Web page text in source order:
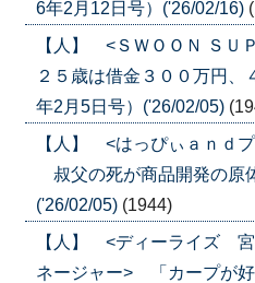
6年2月12日号）('26/02/16)
【人】 <ＳＷＯＯＮ ＳＵ
２５歳は借金３００万円
年2月5日号）('26/02/05)
【人】 <はっぴぃａｎｄ
叔父の死が商品開発の原
('26/02/05) (1944)
【人】 <ディーライズ 宮
ネージャー> 「カープが好